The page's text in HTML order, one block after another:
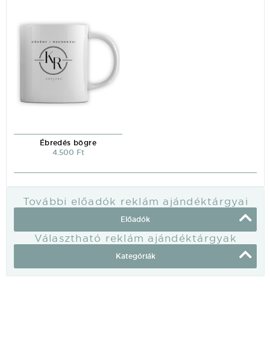
További előadók reklám ajándéktárgyai
Előadók
Választható reklám ajándéktárgyak
Kategóriák
Ébredés bögre
4.500 Ft